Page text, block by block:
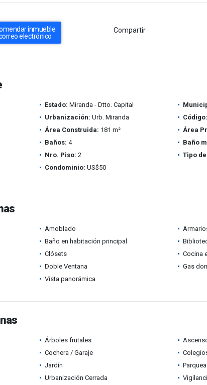
inmueble
electrónico
Compartir
Estado: Miranda - Dtto. Capital
Urbanización: Urb. Miranda Código:
Área Construida: 181 m² Área
Baños: 4 Baño
Nro. Piso: 2 Tipo
Condominio: US$50
Amoblado
Baño en habitación principal
Clósets
Cocina
Doble Ventana
Gas
Vista panorámica
Árboles frutales
Cochera / Garaje
Jardín
Urbanización Cerrada